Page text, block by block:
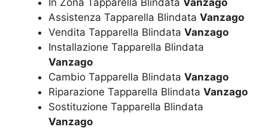
Assistenza Tapparella Blindata Vanzago
Vendita Tapparella Blindata Vanzago
Installazione Tapparella Blindata
Vanzago
Cambio Tapparella Blindata Vanzago
Riparazione Tapparella Blindata Vanzago
Sostituzione Tapparella Blindata
Vanzago